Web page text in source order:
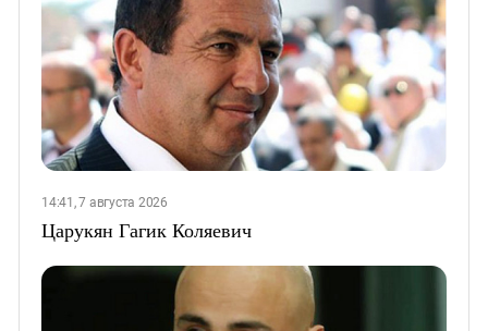
14:41, 7 августа 2026
Царукян Гагик Коляевич